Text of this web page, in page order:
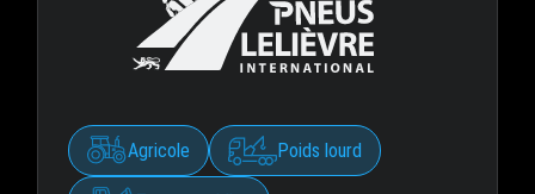
Agricole Poids lourd